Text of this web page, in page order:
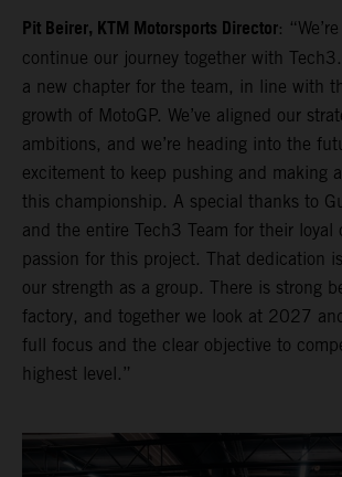
Pit Beirer, KTM Motorsports Director:
continue our journey together with
a new chapter for the team, in line with
growth of MotoGP. We’ve aligned our
ambitions, and we’re heading into the
excitement to keep pushing and making
this championship. A special thanks to
and the entire Tech3 Team for their loyal
passion for this project. That dedication
our strength as a group. There is strong
factory, and together we look at 2027
full focus and the clear objective to
highest level.”